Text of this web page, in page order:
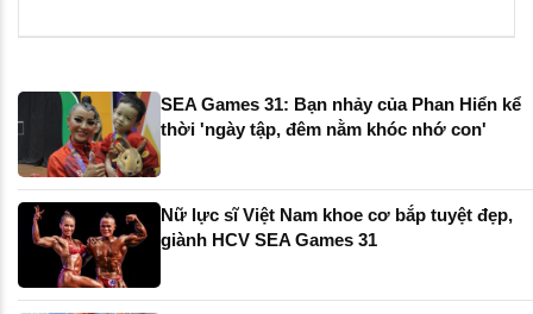
SEA Games 31: Bạn nhảy của Phan Hiển kể
thời 'ngày tập, đêm nằm khóc nhớ con'
Nữ lực sĩ Việt Nam khoe cơ bắp tuyệt đẹp,
giành HCV SEA Games 31